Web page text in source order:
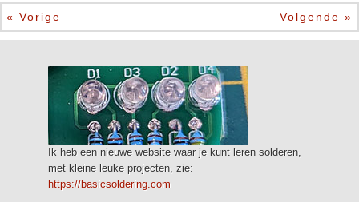
« Vorige Volgende »
Ik heb een nieuwe website waar je kunt leren solderen,
met kleine leuke projecten, zie:
https://basicsoldering.com